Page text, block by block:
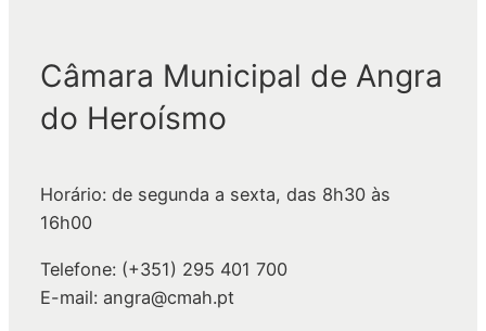
Câmara Municipal de Angra
do Heroísmo
Horário: de segunda a sexta, das 8h30 às
16h00
Telefone: (+351) 295 401 700
E-mail: angra@cmah.pt